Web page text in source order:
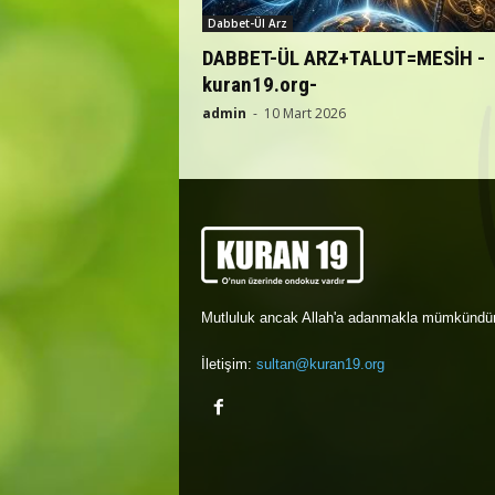
Dabbet-Ül Arz
DABBET-ÜL ARZ+TALUT=MESİH -
kuran19.org-
admin - 10 Mart 2026
Mutluluk ancak Allah'a adanmakla
İletişim: sultan@kuran19.org